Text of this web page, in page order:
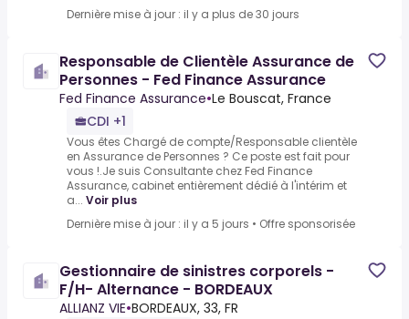
Dernière mise à jour : il y a plus de 30 jours
Responsable de Clientèle Assurance de
Personnes - Fed Finance Assurance
Fed Finance Assurance•Le Bouscat, France
CDI +1
Vous êtes Chargé de compte/Responsable clientèle
en Assurance de Personnes ? Ce poste est fait pour
vous !.Je suis Consultante chez Fed Finance
Assurance, cabinet entièrement dédié à l'intérim et
a... Voir plus
Dernière mise à jour : il y a 5 jours • Offre sponsorisée
Gestionnaire de sinistres corporels -
F/H- Alternance - BORDEAUX
ALLIANZ VIE•BORDEAUX, 33, FR